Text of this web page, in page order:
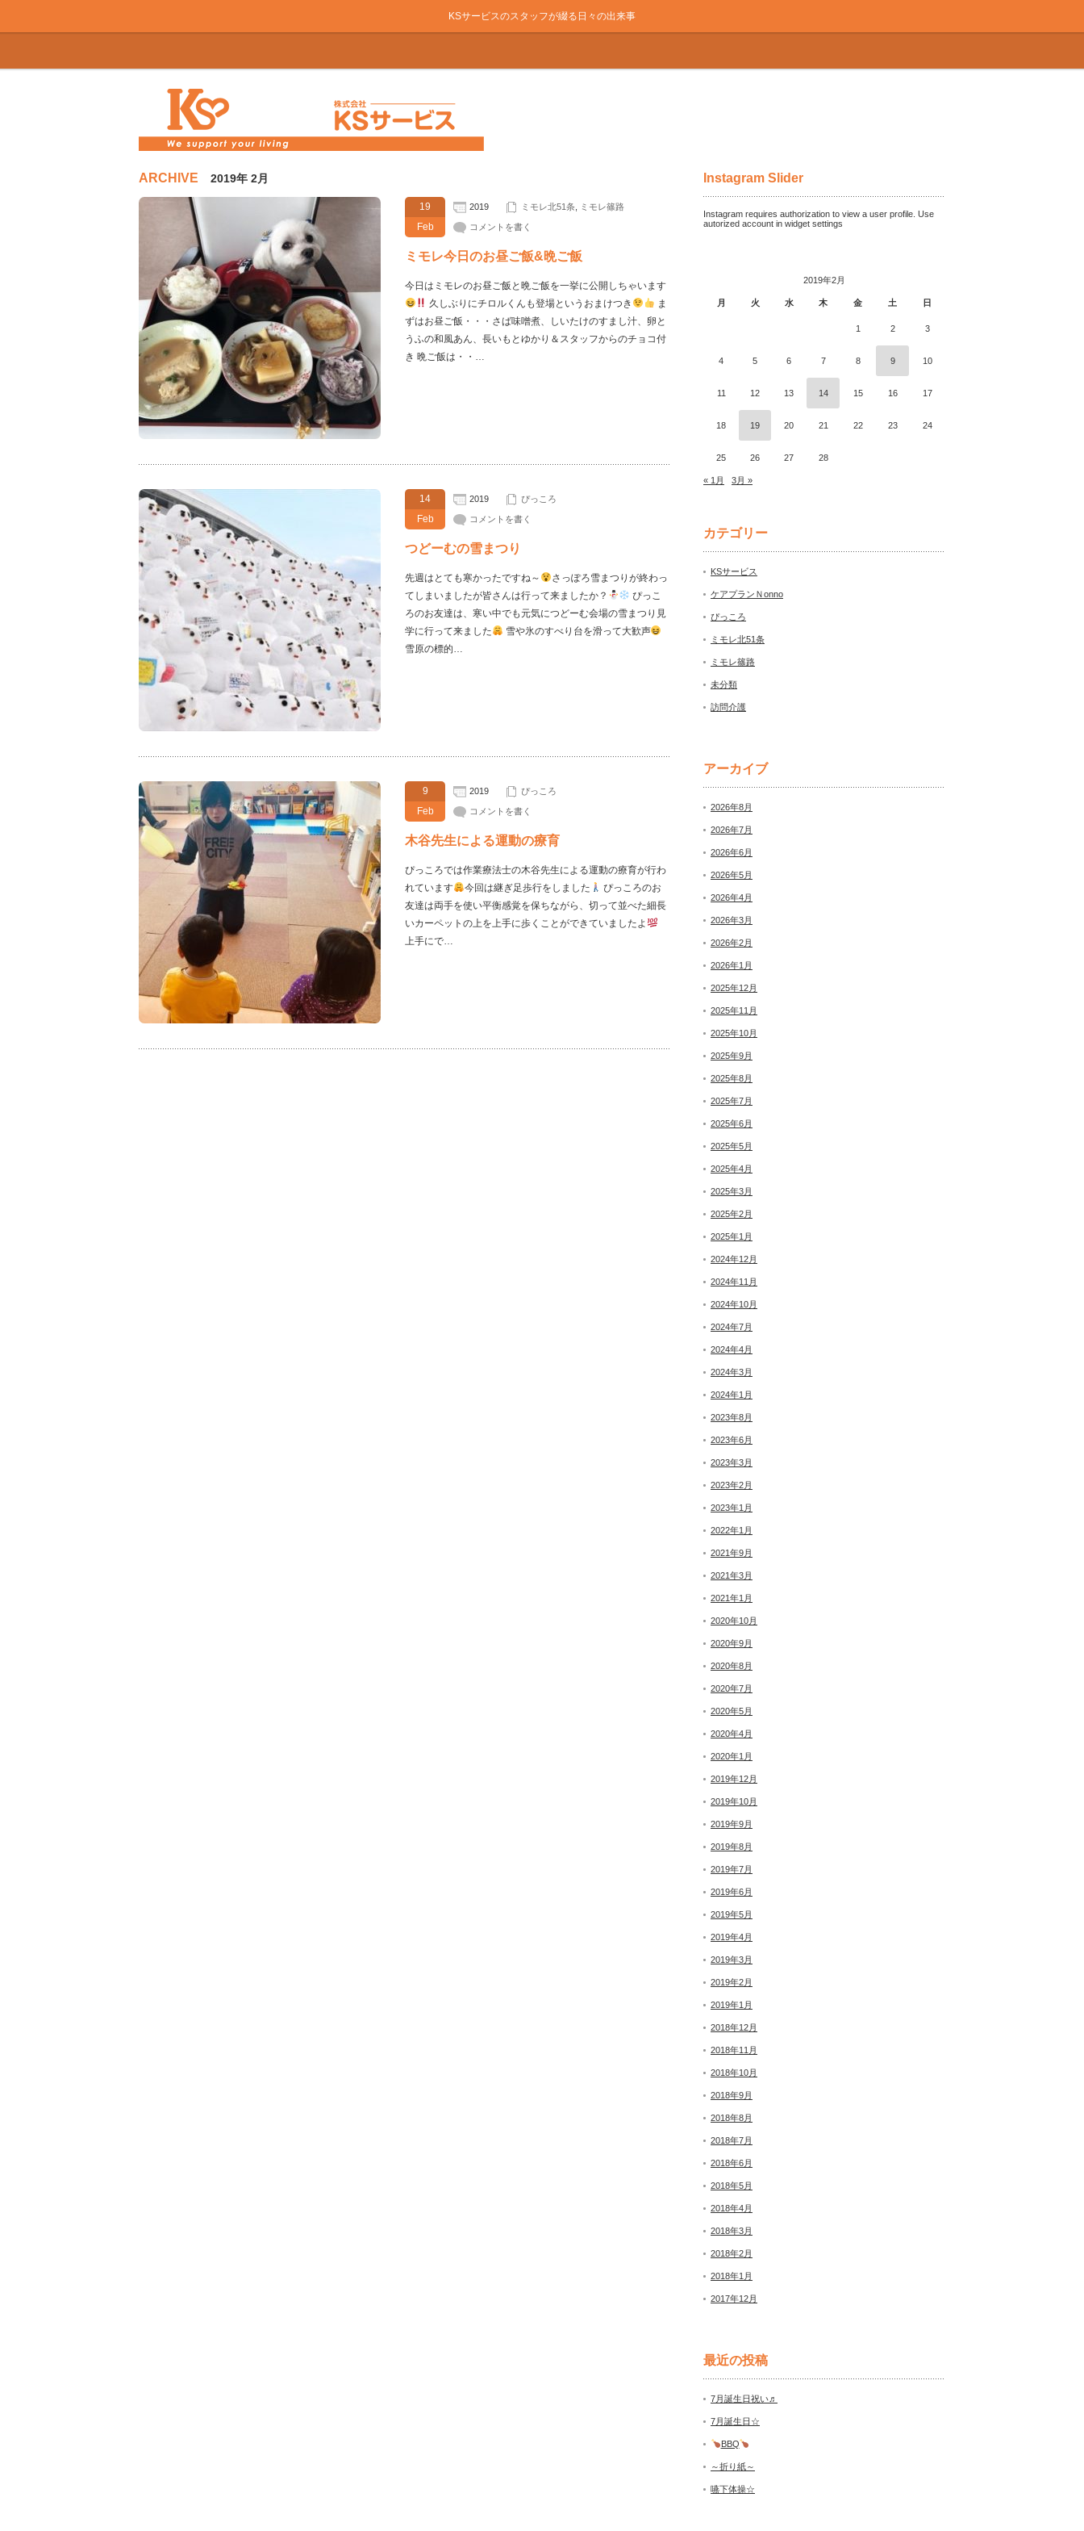
KSサービスのスタッフが綴る日々の出来事
ARCHIVE 2019年 2月
19
Feb
2019 ミモレ北51条 ミモレ篠路
コメントを書く
ミモレ今日のお昼ご飯&晩ご飯
今日はミモレのお昼ご飯と晩ご飯を一挙に公開しちゃいます
久しぶりにチロルくんも登場というおまけつき
ま
ずはお昼ご飯・・・さば味噌煮、しいたけのすまし汁、卵と
うふの和風あん、長いもとゆかり＆スタッフからのチョコ付
き 晩ご飯は・・…
14
Feb
2019 ぴっころ
コメントを書く
つどーむの雪まつり
先週はとても寒かったですね～
さっぽろ雪まつりが終わっ
てしまいましたが皆さんは行って来ましたか？
ぴっこ
ろのお友達は、寒い中でも元気につどーむ会場の雪まつり見
学に行って来ました
雪や氷のすべり台を滑って大歓声
雪原の標的…
9
Feb
2019 ぴっころ
コメントを書く
木谷先生による運動の療育
ぴっころでは作業療法士の木谷先生による運動の療育が行わ
れています
今回は継ぎ足歩行をしました
ぴっころのお
友達は両手を使い平衡感覚を保ちながら、切って並べた細長
いカーペットの上を上手に歩くことができていましたよ
上手にで…
Instagram Slider
Instagram requires authorization to view a user profile. Use
autorized account in widget settings
2019年2月
月 火 水 木 金 土 日
1 2 3
4 5 6 7 8 9 10
11 12 13 14 15 16 17
18 19 20 21 22 23 24
25 26 27 28
« 1月 3月 »
カテゴリー
KSサービス
ケアプランＮonno
ぴっころ
ミモレ北51条
ミモレ篠路
未分類
訪問介護
アーカイブ
2026年8月
2026年7月
2026年6月
2026年5月
2026年4月
2026年3月
2026年2月
2026年1月
2025年12月
2025年11月
2025年10月
2025年9月
2025年8月
2025年7月
2025年6月
2025年5月
2025年4月
2025年3月
2025年2月
2025年1月
2024年12月
2024年11月
2024年10月
2024年7月
2024年4月
2024年3月
2024年1月
2023年8月
2023年6月
2023年3月
2023年2月
2023年1月
2022年1月
2021年9月
2021年3月
2021年1月
2020年10月
2020年9月
2020年8月
2020年7月
2020年5月
2020年4月
2020年1月
2019年12月
2019年10月
2019年9月
2019年8月
2019年7月
2019年6月
2019年5月
2019年4月
2019年3月
2019年2月
2019年1月
2018年12月
2018年11月
2018年10月
2018年9月
2018年8月
2018年7月
2018年6月
2018年5月
2018年4月
2018年3月
2018年2月
2018年1月
2017年12月
最近の投稿
7月誕生日祝い♬
7月誕生日☆
BBQ
～折り紙～
嚥下体操☆